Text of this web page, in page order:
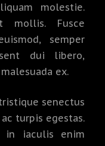
molestie.
mollis. Fusce
semper
dui libero,
ex.
senectus
turpis egestas.
in iaculis enim